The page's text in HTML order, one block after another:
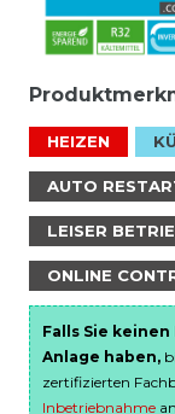
HEIZEN
AUTO
LEISER
ONLINE
Falls Sie
Anlage haben,
zertifizierten
Inbetriebnahme